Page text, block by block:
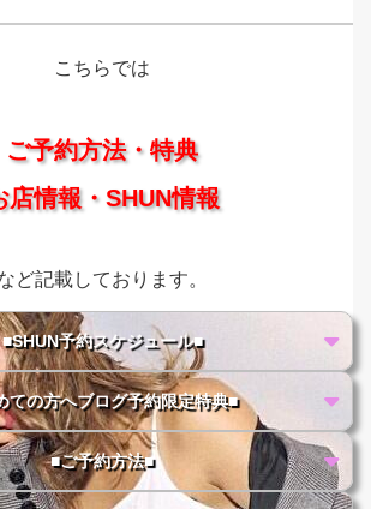
こちらでは
ご予約方法・特典
店情報・SHUN情報
ど記載しております。
■SHUN予約スケジュール■
ての方へブログ予約限定特典■
■ご予約方法■